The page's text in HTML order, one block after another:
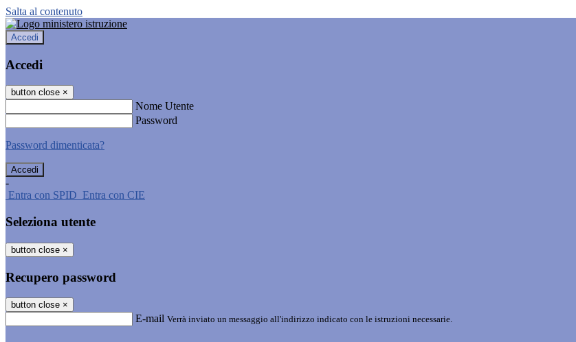
Salta al contenuto
Accedi
Accedi
button close ×
Nome Utente
Password
Password dimenticata?
-
Entra con SPID Entra con CIE
Seleziona utente
button close ×
Recupero password
button close ×
E-mail Verrà inviato un messaggio all'indirizzo indicato con le istruzioni necessarie.